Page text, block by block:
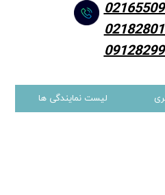
لیست نمایندگی ها